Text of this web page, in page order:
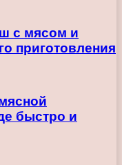
с мясом и
приготовления
быстро и